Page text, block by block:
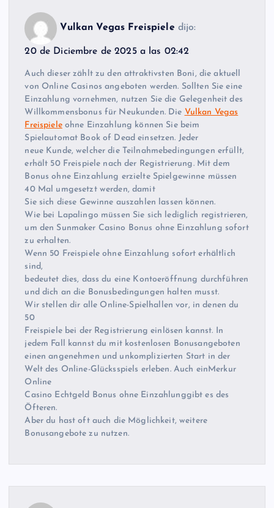
Vulkan Vegas Freispiele dijo:
20 de Diciembre de 2025 a las 02:42
Auch dieser zählt zu den attraktivsten Boni, die aktuell
von Online Casinos angeboten werden. Sollten Sie eine
Einzahlung vornehmen, nutzen Sie die Gelegenheit des
Willkommensbonus für Neukunden. Die Vulkan Vegas
Freispieleohne Einzahlung können Sie beim
Spielautomat Book of Dead einsetzen. Jeder
neue Kunde, welcher die Teilnahmebedingungen erfüllt,
erhält 50 Freispiele nach der Registrierung. Mit dem
Bonus ohne Einzahlung erzielte Spielgewinne müssen
40 Mal umgesetzt werden, damit
Sie sich diese Gewinne auszahlen lassen können.
Wie bei Lapalingo müssen Sie sich lediglich registrieren,
um den Sunmaker Casino Bonus ohne Einzahlung sofort
zu erhalten.
Wenn 50 Freispiele ohne Einzahlung sofort erhältlich
sind,
bedeutet dies, dass du eine Kontoeröffnung durchführen
und dich an die Bonusbedingungen halten musst.
Wir stellen dir alle Online-Spielhallen vor, in denen du
50
Freispiele bei der Registrierung einlösen kannst. In
jedem Fall kannst du mit kostenlosen Bonusangeboten
einen angenehmen und unkomplizierten Start in der
Welt des Online-Glücksspiels erleben. Auch einMerkur
Online
Casino Echtgeld Bonus ohne Einzahlunggibt es des
Öfteren.
Aber du hast oft auch die Möglichkeit, weitere
Bonusangebote zu nutzen.